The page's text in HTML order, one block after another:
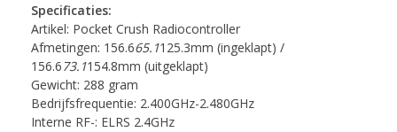
Specificaties:
Artikel: Pocket Crush Radiocontroller
Afmetingen: 156.665.1125.3mm (ingeklapt) /
156.6 73.1154.8mm (uitgeklapt)
Gewicht: 288 gram
Bedrijfsfrequentie: 2.400GHz-2.480GHz
Interne RF-: ELRS 2.4GHz